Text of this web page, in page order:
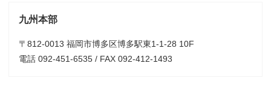
九州本部
〒812-0013 福岡市博多区博多駅東1-1-28 10F
電話 092-451-6535 / FAX 092-412-1493